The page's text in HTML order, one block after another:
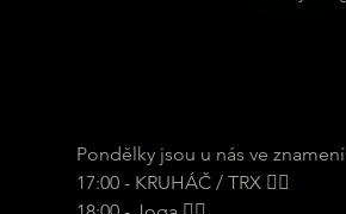
Pondělky jsou u nás ve
17:00 - KRUHÁČ / TRX 🏋️‍♂️